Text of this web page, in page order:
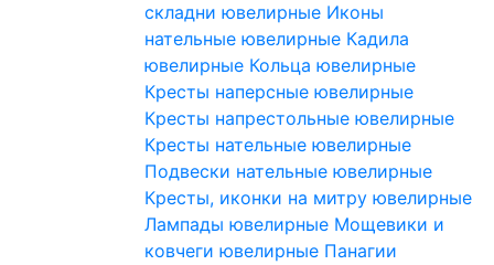
складни ювелирные Иконы
нательные ювелирные Кадила
ювелирные Кольца ювелирные
Кресты наперсные ювелирные
Кресты напрестольные ювелирные
Кресты нательные ювелирные
Подвески нательные ювелирные
Кресты, иконки на митру ювелирные
Лампады ювелирные Мощевики и
ковчеги ювелирные Панагии